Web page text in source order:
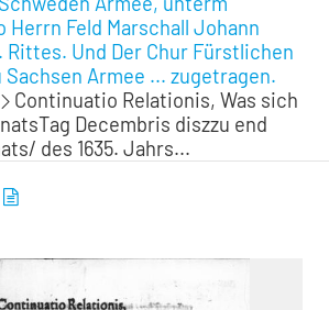
Herrn Feld Marschall Johann
Und Der Chur Fürstlichen
Armee ... zugetragen.
Continuatio Relationis, Was sich
Decembris diszzu end
des 1635. Jahrs...